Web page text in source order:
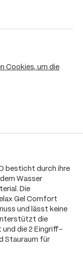
Cookies, um die
besticht durch ihre
Wasser
Die
Gel Comfort
und lässt keine
die
und die 2 Eingriff-
Stauraum für